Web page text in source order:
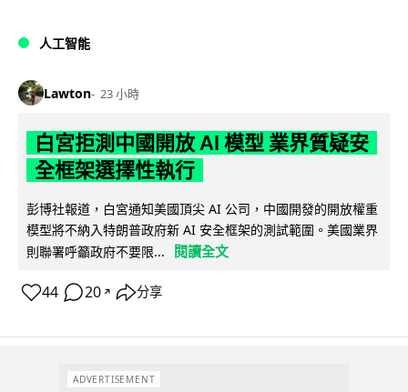
人工智能
Lawton 23 小時
白宮拒測中國開放 AI 模型 業界質疑安
全框架選擇性執行
彭博社報道，白宮通知美國頂尖 AI 公司，中國開發的開放權重
模型將不納入特朗普政府新 AI 安全框架的測試範圍。美國業界
則聯署呼籲政府不要限...
閱讀全文
44 20 ↗ 分享
ADVERTISEMENT